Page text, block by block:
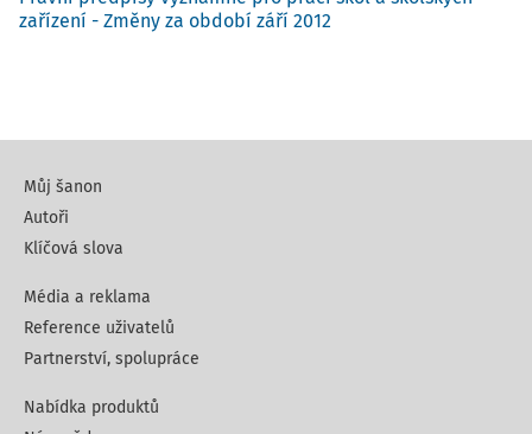
zařízení - Změny za období září 2012
Můj šanon
Autoři
Klíčová slova
Média a reklama
Reference uživatelů
Partnerství, spolupráce
Nabídka produktů